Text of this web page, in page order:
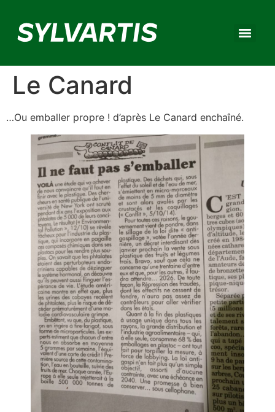
Le Canard
…Ou emballer propre ! d’après Le Canard enchaîné.